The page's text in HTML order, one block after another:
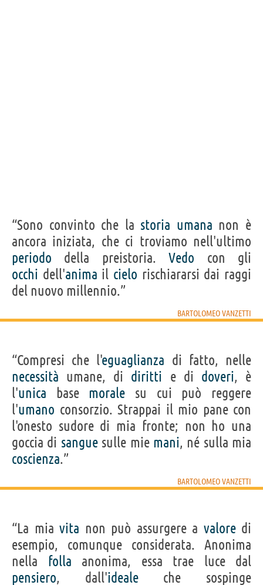
“Sono convinto che la storia umana non è
ancora iniziata, che ci troviamo nell'ultimo
periodo della preistoria.Vedo con gli
occhi dell'anima il cielo rischiararsi dai raggi
del nuovo millennio.”
BARTOLOMEO VANZETTI
“Compresi che l'eguaglianza di fatto, nelle
necessità umane, di diritti e di doveri, è
l'unica base morale su cui può reggere
l'umano consorzio. Strappai il mio pane con
l'onesto sudore di mia fronte; non ho una
goccia di sanguesulle mie mani, né sulla mia
coscienza.”
BARTOLOMEO VANZETTI
“La mia vita non può assurgere a valoredi
esempio, comunque considerata. Anonima
nella folla anonima, essa trae luce dal
pensiero, dall'idealeche sospinge